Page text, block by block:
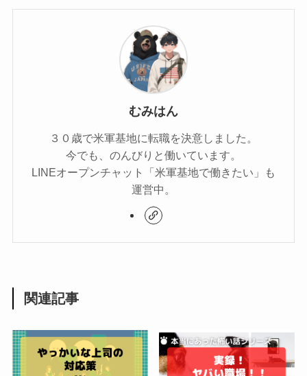
むみはん
３０歳で米軍基地に転職を決意しました。
今でも、のんびりと働いています。
LINEオープンチャット「米軍基地で働きたい」も
運営中。
関連記事